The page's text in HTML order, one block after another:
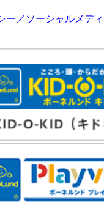
ー／ソーシャルメデ